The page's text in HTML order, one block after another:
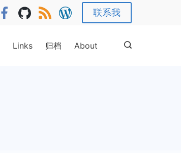
联系我
Links 归档 About